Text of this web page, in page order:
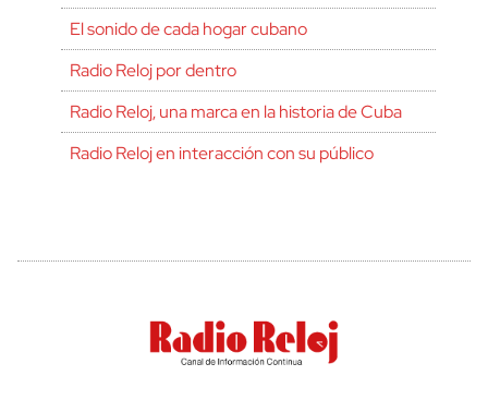
El sonido de cada hogar cubano
Radio Reloj por dentro
Radio Reloj, una marca en la historia de Cuba
Radio Reloj en interacción con su público